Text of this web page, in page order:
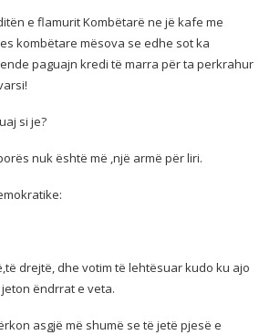
e flamurit Kombëtarë ne jë kafe me
kombëtare mësova se edhe sot ka
paguajn kredi të marra për ta perkrahur
si je?
nuk është më ,një armë për liri.
drejtë, dhe votim të lehtësuar kudo ku ajo
ëndrrat e veta.
asgjë më shumë se të jetë pjesë e